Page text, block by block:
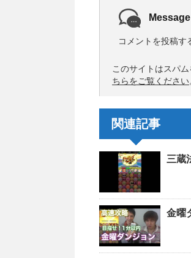
Message
コメントを投稿す
このサイトはスパ
ちらをご覧ください
関連記事
三蔵
金曜